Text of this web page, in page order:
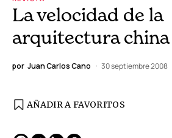
La velocidad de la
arquitectura china
por Juan Carlos Cano 30 septiembre 2008
AÑADIR A FAVORITOS